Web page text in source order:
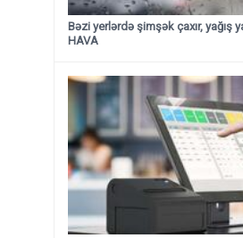
Bəzi yerlərdə şimşək çaxır, yağış
HAVA